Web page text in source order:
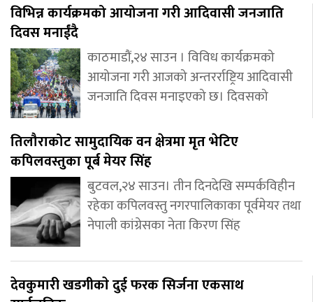
विभिन्न कार्यक्रमको आयोजना गरी आदिवासी जनजाति
दिवस मनाईंदै
काठमाडौं,२४ साउन । विविध कार्यक्रमको
आयोजना गरी आजको अन्तरर्राष्ट्रिय आदिवासी
जनजाति दिवस मनाइएको छ। दिवसको
तिलौराकोट सामुदायिक वन क्षेत्रमा मृत भेटिए
कपिलवस्तुका पूर्ब मेयर सिंह
बुटवल,२४ साउन। तीन दिनदेखि सम्पर्कविहीन
रहेका कपिलवस्तु नगरपालिकाका पूर्वमेयर तथा
नेपाली कांग्रेसका नेता किरण सिंह
देवकुमारी खडगीकाे दुई फरक सिर्जना एकसाथ